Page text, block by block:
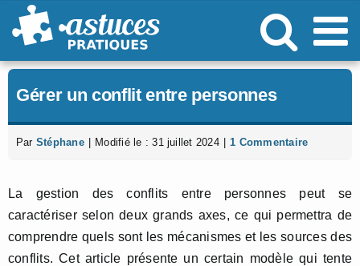
Passer
au
Gérer un conflit entre personnes
Par Stéphane Modifié le : 31 juillet 2024 1 Commentaire
La gestion des conflits entre personnes peut se
caractériser selon deux grands axes, ce qui permettra de
comprendre quels sont les mécanismes et les sources des
conflits. Cet article présente un certain modèle qui tente